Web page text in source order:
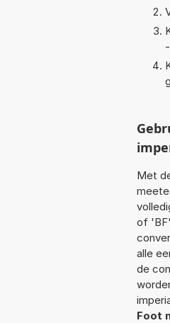
Met
of
alle
de
Foot